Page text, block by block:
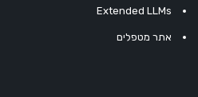
Extended LLMs
אתר מטפלים